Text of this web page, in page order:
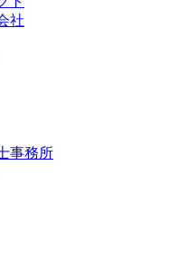
社
事務所